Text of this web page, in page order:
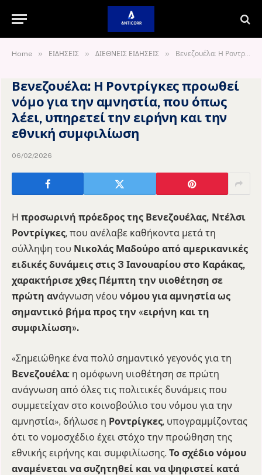
Home » ΕΙΔΗΣΕΙΣ » ΔΙΕΘΝΕΙΣ ΕΙΔΗΣΕΙΣ » Βενεζουέλα: Η Ροντρίγκες προωθεί νόμο για την αμνηστία, που όπως λέει, υπηρετεί την ειρήνη και την εθνική συμφιλίωση
Βενεζουέλα: Η Ροντρίγκες προωθεί
νόμο για την αμνηστία, που όπως
λέει, υπηρετεί την ειρήνη και την
εθνική συμφιλίωση
06/02/2026
Η προσωρινή πρόεδρος της Βενεζουέλας, Ντέλσι
Ροντρίγκες, που ανέλαβε καθήκοντα μετά τη
σύλληψη του Νικολάς Μαδούρο από αμερικανικές
ειδικές δυνάμεις στις 3 Ιανουαρίου στο Καράκας,
χαρακτήρισε χθες Πέμπτη την υιοθέτηση σε
πρώτη ανάγνωση νέου νόμου για αμνηστία ως
σημαντικό βήμα προς την «ειρήνη και τη
συμφιλίωση».
«Σημειώθηκε ένα πολύ σημαντικό γεγονός για τη
Βενεζουέλα: η ομόφωνη υιοθέτηση σε πρώτη
ανάγνωση από όλες τις πολιτικές δυνάμεις που
συμμετείχαν στο κοινοβούλιο του νόμου για την
αμνηστία», δήλωσε η Ροντρίγκες, υπογραμμίζοντας
ότι το νομοσχέδιο έχει στόχο την προώθηση της
εθνικής ειρήνης και συμφιλίωσης. Το σχέδιο νόμου
αναμένεται να συζητηθεί και να ψηφιστεί κατά